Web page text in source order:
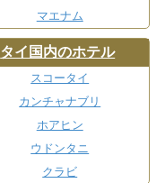
マエナム
タイ国内のホテル
スコータイ
カンチャナブリ
ホアヒン
ウドンタニ
クラビ